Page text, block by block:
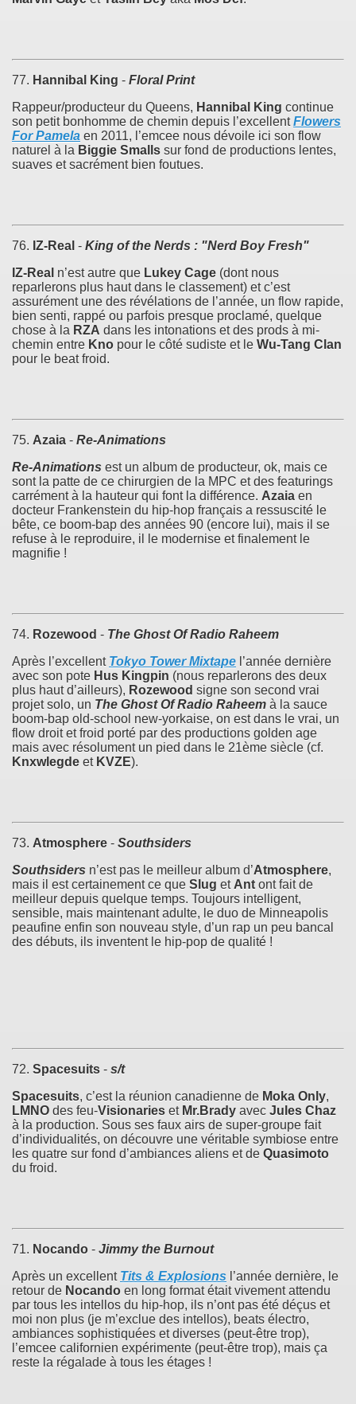
77. Hannibal King - Floral Print
Rappeur/producteur du Queens, Hannibal King continue
son petit bonhomme de chemin depuis l’excellentFlowers
For Pamela en 2011, l’emcee nous dévoile ici son flow
naturel à la Biggie Smalls sur fond de productions lentes,
suaves et sacrément bien foutues.
76. IZ-Real - King of the Nerds : "Nerd Boy Fresh"
IZ-Real n’est autre que Lukey Cage (dont nous
reparlerons plus haut dans le classement) et c’est
assurément une des révélations de l’année, un flow rapide,
bien senti, rappé ou parfois presque proclamé, quelque
chose à la RZA dans les intonations et des prods à mi-
chemin entre Kno pour le côté sudiste et le Wu-Tang Clan
pour le beat froid.
75. Azaia - Re​-​Animations
Re​-​Animations est un album de producteur, ok, mais ce
sont la patte de ce chirurgien de la MPC et des featurings
carrément à la hauteur qui font la différence. Azaia en
docteur Frankenstein du hip-hop français a ressuscité le
bête, ce boom-bap des années 90 (encore lui), mais il se
refuse à le reproduire, il le modernise et finalement le
magnifie !
74. Rozewood - The Ghost Of Radio Raheem
Après l’excellent Tokyo Tower Mixtape l’année dernière
avec son pote Hus Kingpin (nous reparlerons des deux
plus haut d’ailleurs), Rozewood signe son second vrai
projet solo, un The Ghost Of Radio Raheem à la sauce
boom-bap old-school new-yorkaise, on est dans le vrai, un
flow droit et froid porté par des productions golden age
mais avec résolument un pied dans le 21ème siècle (cf.
Knxwlegde et KVZE).
73. Atmosphere - Southsiders
Southsiders n’est pas le meilleur album d’Atmosphere,
mais il est certainement ce que Slug et Ant ont fait de
meilleur depuis quelque temps. Toujours intelligent,
sensible, mais maintenant adulte, le duo de Minneapolis
peaufine enfin son nouveau style, d’un rap un peu bancal
des débuts, ils inventent le hip-pop de qualité !
72. Spacesuits - s/t
Spacesuits, c’est la réunion canadienne de Moka Only,
LMNO des feu-Visionaries et Mr.Brady avec Jules Chaz
à la production. Sous ses faux airs de super-groupe fait
d’individualités, on découvre une véritable symbiose entre
les quatre sur fond d’ambiances aliens et de Quasimoto
du froid.
71. Nocando - Jimmy the Burnout
Après un excellent Tits & Explosions l’année dernière, le
retour de Nocando en long format était vivement attendu
par tous les intellos du hip-hop, ils n’ont pas été déçus et
moi non plus (je m’exclue des intellos), beats électro,
ambiances sophistiquées et diverses (peut-être trop),
l’emcee californien expérimente (peut-être trop), mais ça
reste la régalade à tous les étages !